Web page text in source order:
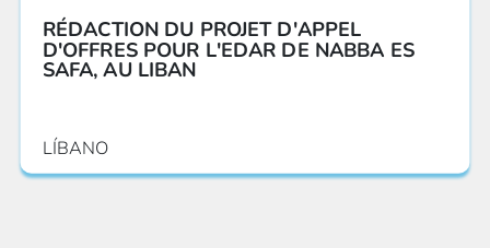
RÉDACTION DU PROJET D'APPEL
D'OFFRES POUR L'EDAR DE NABBA ES
SAFA, AU LIBAN
LÍBANO